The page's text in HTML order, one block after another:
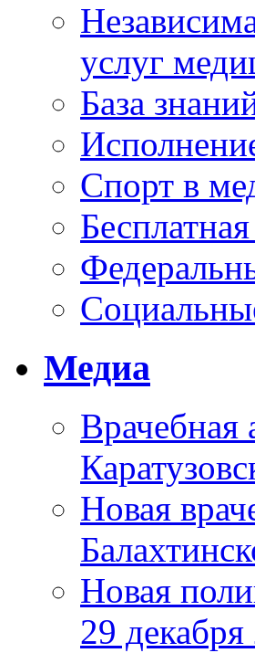
услуг
База
Спорт в
Медиа
Врачебная
Новая
Новая
29